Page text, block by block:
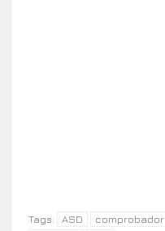
Tags: ASD comprobador